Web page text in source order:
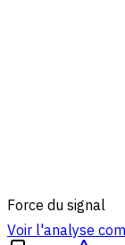
Force du signal
Voir l'analyse